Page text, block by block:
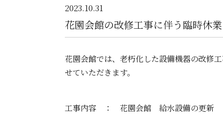
2023.10.31
花園会館の改修工事に伴う臨時休
花園会館では、老朽化した設備機器の改修
せていただきます。
工事内容 ： 花園会館 給水設備の更新